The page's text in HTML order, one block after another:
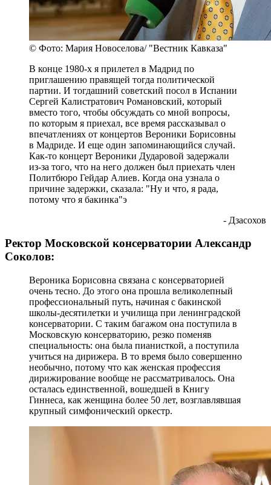
© Фото: Мария Новоселова/ "Вестник Кавказа"
В конце 1980-х я прилетел в Мадрид по
приглашению правящей тогда политической
партии. И тогдашний советский посол в Испании
Сергей Калистратович Романовский, который
вместо того, чтобы обсуждать со мной вопросы,
по которым я приехал, все время рассказывал о
впечатлениях от концертов Вероники Борисовны
в Мадриде. И еще один запоминающийся случай.
Как-то концерт Вероники Дударовой задержали
из-за того, что на него должен был приехать член
Политбюро Гейдар Алиев. Когда она узнала о
причине задержки, сказала: "Ну и что, я рада,
потому что я бакинка"э
- Дзасохов
Ректор Московской консерватории Александр
Соколов:
Вероника Борисовна связана с консерваторией
очень тесно. До этого она прошла великолепный
профессиональный путь, начиная с бакинской
школы-десятилетки и училища при ленинградской
консерватории. С таким багажом она поступила в
Московскую консерваторию, резко поменяв
специальность: она была пианисткой, а поступила
учиться на дирижера. В то время было совершенно
необычно, потому что как женская профессия
дирижирование вообще не рассматривалось. Она
осталась единственной, вошедшей в Книгу
Гиннеса, как женщина более 50 лет, возглавлявшая
крупный симфонический оркестр.